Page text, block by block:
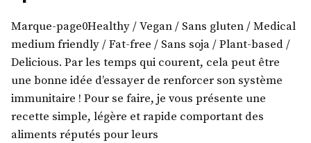
Marque-page0Healthy / Vegan / Sans gluten / Medical
medium friendly / Fat-free / Sans soja / Plant-based /
Delicious. Par les temps qui courent, cela peut être
une bonne idée d’essayer de renforcer son système
immunitaire ! Pour se faire, je vous présente une
recette simple, légère et rapide comportant des
aliments réputés pour leurs